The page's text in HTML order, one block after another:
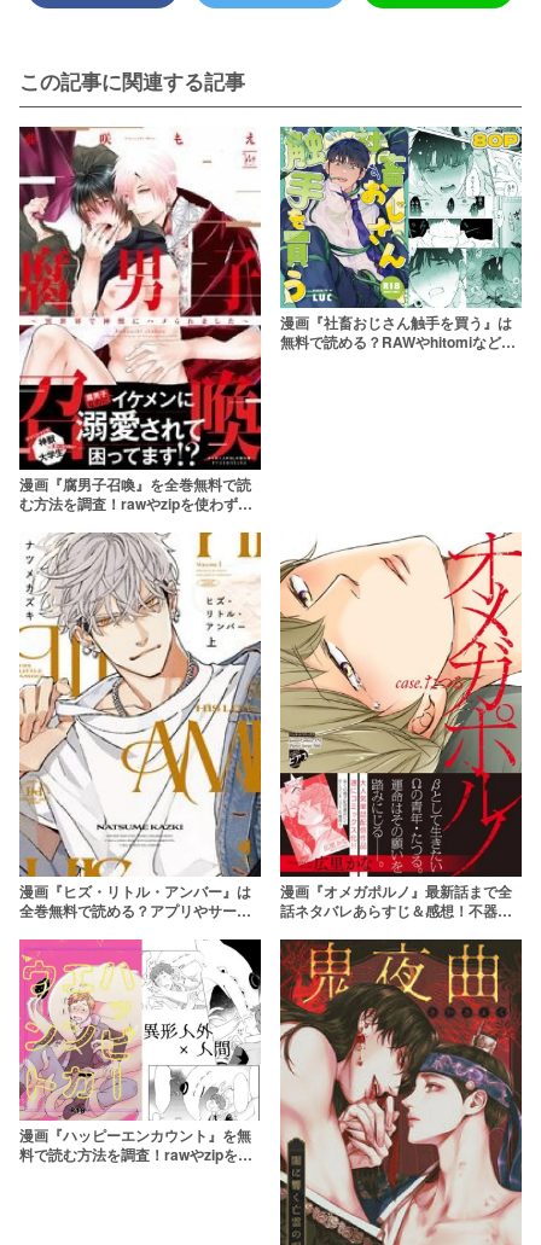
この記事に関連する記事
漫画『腐男子召喚』を全巻無料で読
む方法を調査！rawやzipを使わずに
え】
漫画『社畜おじさん触手を買う』は
無料で読める？RAWやhitomiなどの
漫画『ヒズ・リトル・アンバー』は
全巻無料で読める？アプリやサービ
漫画『オメガポルノ』最新話まで全
話ネタバレあらすじ＆感想！不器用
漫画『ハッピーエンカウント』を無
料で読む方法を調査！rawやzipを使